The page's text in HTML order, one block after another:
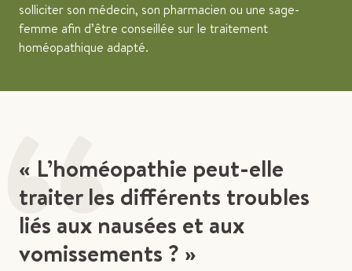
solliciter son médecin, son pharmacien ou une sage-
femme afin d’être conseillée sur le traitement
homéopathique adapté.
« L’homéopathie peut-elle
traiter les différents troubles
liés aux nausées et aux
vomissements ? »